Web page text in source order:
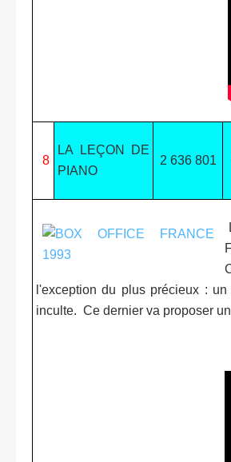
8
LA LEÇON DE
PIANO
2 636 801
l'exception du plus précieux :
inculte. Ce dernier va proposer